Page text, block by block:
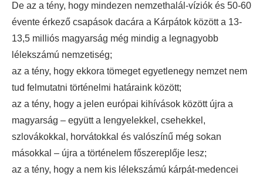
De az a tény, hogy mindezen nemzethalál-víziók és 50-60
évente érkező csapások dacára a Kárpátok között a 13-
13,5 milliós magyarság még mindig a legnagyobb
lélekszámú nemzetiség;
az a tény, hogy ekkora tömeget egyetlenegy nemzet nem
tud felmutatni történelmi határaink között;
az a tény, hogy a jelen európai kihívások között újra a
magyarság – együtt a lengyelekkel, csehekkel,
szlovákokkal, horvátokkal és valószínű még sokan
másokkal – újra a történelem főszereplője lesz;
az a tény, hogy a nem kis lélekszámú kárpát-medencei